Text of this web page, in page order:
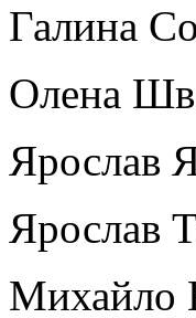
Галина
Олена
Ярослав
Ярослав
Михайло